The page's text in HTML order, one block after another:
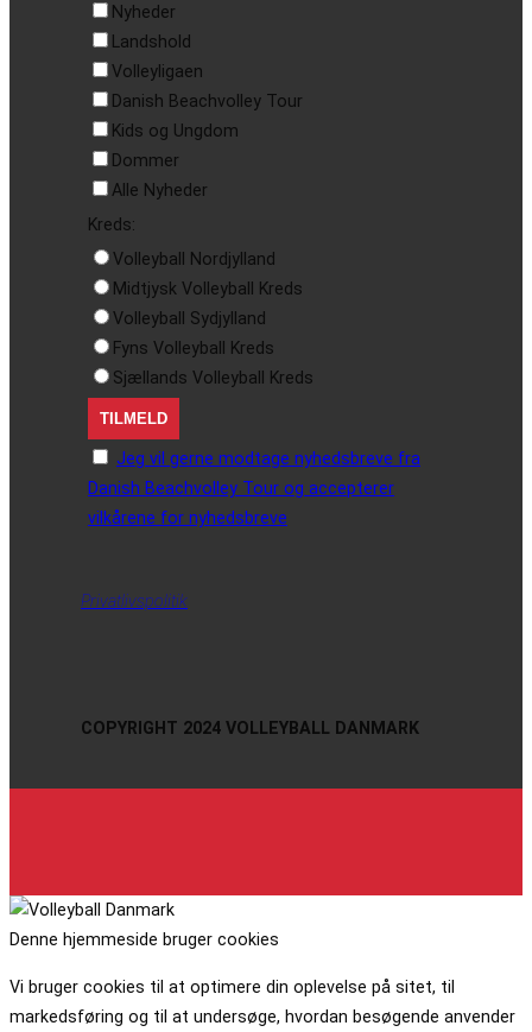
Nyheder
Landshold
Volleyligaen
Danish Beachvolley Tour
Kids og Ungdom
Dommer
Alle Nyheder
Kreds:
Volleyball Nordjylland
Midtjysk Volleyball Kreds
Volleyball Sydjylland
Fyns Volleyball Kreds
Sjællands Volleyball Kreds
Jeg vil gerne modtage nyhedsbreve fra
Danish Beachvolley Tour og accepterer
vilkårene for nyhedsbreve
Privatlivspolitik
COPYRIGHT 2024 VOLLEYBALL DANMARK
Denne hjemmeside bruger cookies
Vi bruger cookies til at optimere din oplevelse på sitet, til
markedsføring og til at undersøge, hvordan besøgende anvender